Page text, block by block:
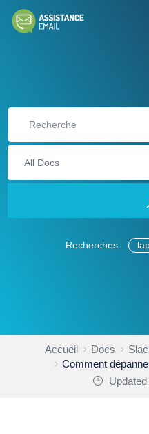
Recherches
Accueil Docs
Comment